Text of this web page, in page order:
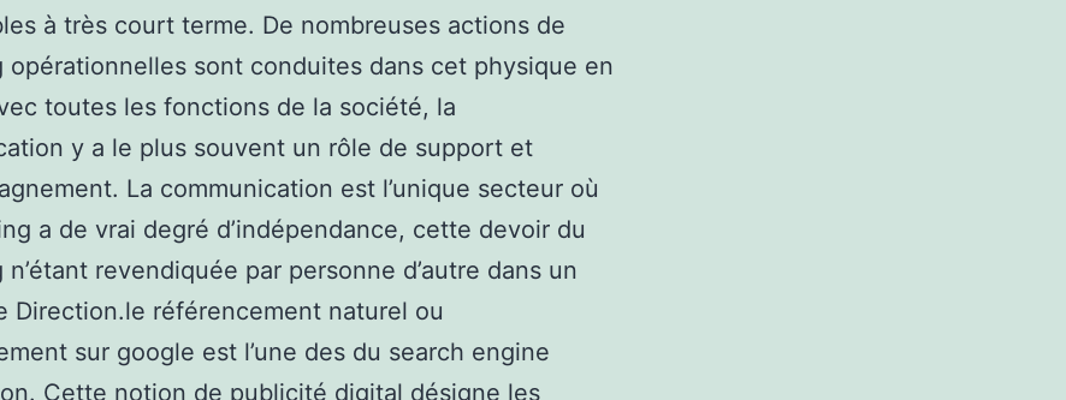
à très court terme. De nombreuses actions de
opérationnelles sont conduites dans cet physique en
toutes les fonctions de la société, la
y a le plus souvent un rôle de support et
La communication est l’unique secteur où
a de vrai degré d’indépendance, cette devoir du
n’étant revendiquée par personne d’autre dans un
Direction.le référencement naturel ou
sur google est l’une des du search engine
Cette notion de publicité digital désigne les